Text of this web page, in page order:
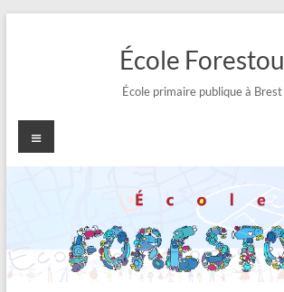
École Forestou
École primaire publique à Brest
Menu